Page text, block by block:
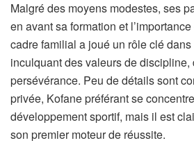
Malgré des moyens modestes, ses
en avant sa formation et
cadre familial a joué un rôle clé
inculquant des valeurs de discipline,
persévérance. Peu de détails sont
privée, Kofane préférant se
développement sportif, mais il est
son premier moteur de réussite.